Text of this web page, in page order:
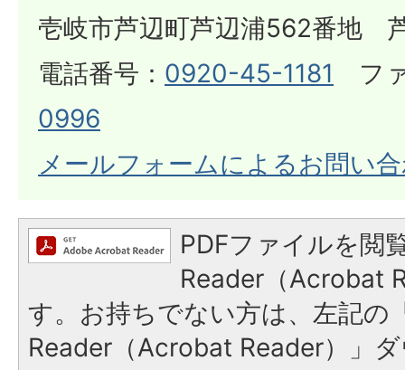
壱岐市芦辺町芦辺浦562番地
電話番号： 0920-45-1181 フ
0996
メールフォームによるお問い
PDFファイルを閲
Reader（Acrobat
す。お持ちでない方は、左記の
Reader（Acrobat Reader）」